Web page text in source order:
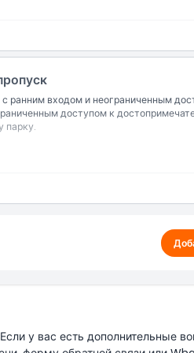
ранним входом и неограниченным
доступом к
парку.
у вас есть дополнительные